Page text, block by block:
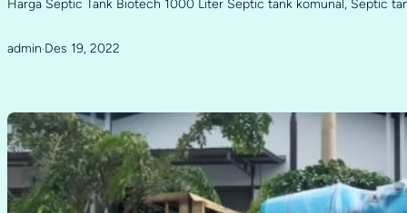
Harga Septic Tank Biotech 1000 Liter Septic tank komunal, Septic
admin·Des 19, 2022